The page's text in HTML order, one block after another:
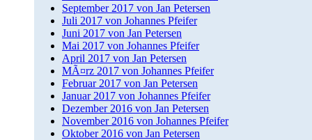
September 2017 von Jan Petersen
Juli 2017 von Johannes Pfeifer
Juni 2017 von Jan Petersen
Mai 2017 von Johannes Pfeifer
April 2017 von Jan Petersen
MÃ¤rz 2017 von Johannes Pfeifer
Februar 2017 von Jan Petersen
Januar 2017 von Johannes Pfeifer
Dezember 2016 von Jan Petersen
November 2016 von Johannes Pfeifer
Oktober 2016 von Jan Petersen